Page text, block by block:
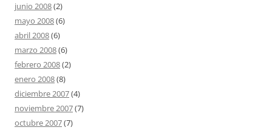
junio 2008(2)
mayo 2008(6)
abril 2008(6)
marzo 2008(6)
febrero 2008(2)
enero 2008(8)
diciembre 2007(4)
noviembre 2007(7)
octubre 2007(7)